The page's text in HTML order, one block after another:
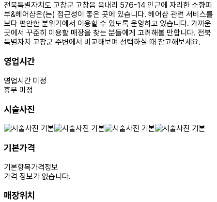
전북특별자치도 고창군 고창읍 읍내리 576-14 인근에 자리한 소향피
부&헤어샵은(는) 접근성이 좋은 곳에 있습니다. 헤어샵 관련 서비스를
보다 편안한 분위기에서 이용할 수 있도록 운영하고 있습니다. 가까운
곳에서 꾸준히 이용할 매장을 찾는 분들에게 고려해볼 만합니다. 전북
특별자치 고창군 주변에서 비교해보며 선택하실 때 참고해보세요.
영업시간
영업시간 미정
휴무 미정
시술사진
기본가격
기본항목가격정보
가격 정보가 없습니다.
매장위치